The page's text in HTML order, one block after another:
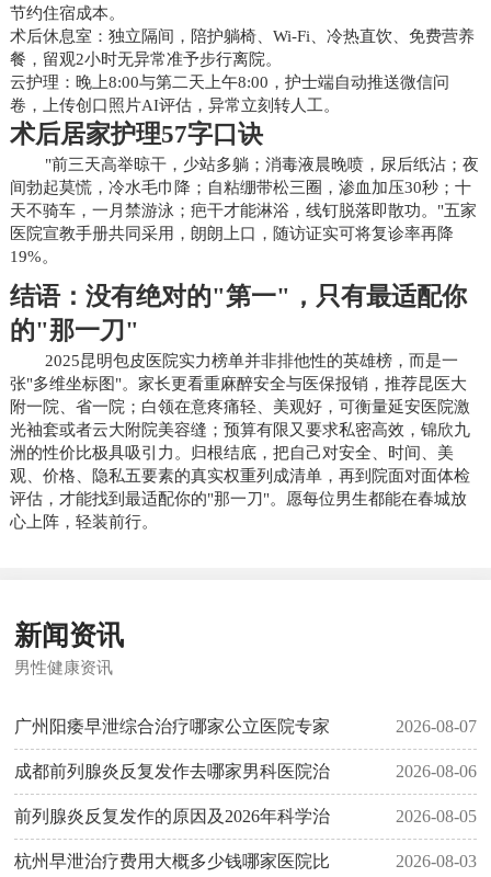
节约住宿成本。
术后休息室：独立隔间，陪护躺椅、Wi-Fi、冷热直饮、免费营养
餐，留观2小时无异常准予步行离院。
云护理：晚上8:00与第二天上午8:00，护士端自动推送微信问
卷，上传创口照片AI评估，异常立刻转人工。
术后居家护理57字口诀
"前三天高举晾干，少站多躺；消毒液晨晚喷，尿后纸沾；夜
间勃起莫慌，冷水毛巾降；自粘绷带松三圈，渗血加压30秒；十
天不骑车，一月禁游泳；疤干才能淋浴，线钉脱落即散功。"五家
医院宣教手册共同采用，朗朗上口，随访证实可将复诊率再降
19%。
结语：没有绝对的"第一"，只有最适配你
的"那一刀"
2025昆明包皮医院实力榜单并非排他性的英雄榜，而是一
张"多维坐标图"。家长更看重麻醉安全与医保报销，推荐昆医大
附一院、省一院；白领在意疼痛轻、美观好，可衡量延安医院激
光袖套或者云大附院美容缝；预算有限又要求私密高效，锦欣九
洲的性价比极具吸引力。归根结底，把自己对安全、时间、美
观、价格、隐私五要素的真实权重列成清单，再到院面对面体检
评估，才能找到最适配你的"那一刀"。愿每位男生都能在春城放
心上阵，轻装前行。
新闻资讯
男性健康资讯
广州阳痿早泄综合治疗哪家公立医院专家 2026-08-07
成都前列腺炎反复发作去哪家男科医院治 2026-08-06
前列腺炎反复发作的原因及2026年科学治 2026-08-05
杭州早泄治疗费用大概多少钱哪家医院比 2026-08-03